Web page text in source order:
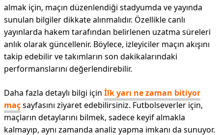
almak için, maçın düzenlendiği stadyumda ve yayında
sunulan bilgiler dikkate alınmalıdır. Özellikle canlı
yayınlarda hakem tarafından belirlenen uzatma süreleri
anlık olarak güncellenir. Böylece, izleyiciler maçın akışını
takip edebilir ve takımların son dakikalarındaki
performanslarını değerlendirebilir.
Daha fazla detaylı bilgi için İlk yarı ne zaman bitiyor
maçsayfasını ziyaret edebilirsiniz. Futbolseverler için,
maçların detaylarını bilmek, sadece keyif almakla
kalmayıp, aynı zamanda analiz yapma imkanı da sunuyor.